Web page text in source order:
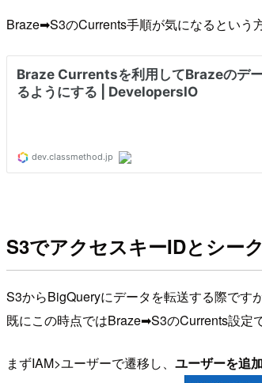
Braze➡︎S3のCurrents手順が気になるという
S3でアクセスキーIDとシー
S3からBigQueryにデータを転送する際です
既にこの時点ではBraze➡︎S3のCurrents設定
まずIAM>ユーザーで遷移し、 ユーザーを追加